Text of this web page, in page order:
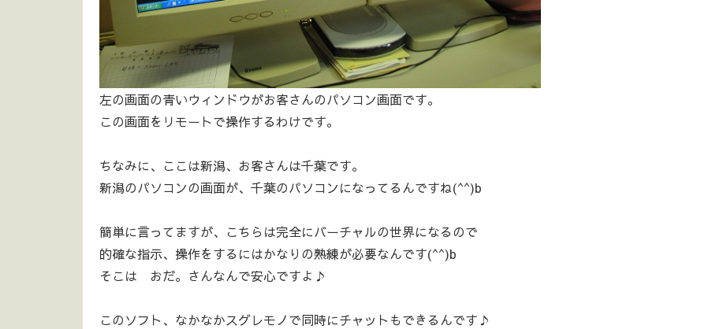
左の画面の青いウィンドウがお客さんのパソコン画面です。
この画面をリモートで操作するわけです。
ちなみに、ここは新潟、お客さんは千葉です。
新潟のパソコンの画面が、千葉のパソコンになってるんですね(^^)b
簡単に言ってますが、こちらは完全にバーチャルの世界になるので
的確な指示、操作をするにはかなりの熟練が必要なんです(^^)b
そこは おだ。さんなんで安心ですよ♪
このソフト、なかなかスグレモノで同時にチャットもできるんです♪